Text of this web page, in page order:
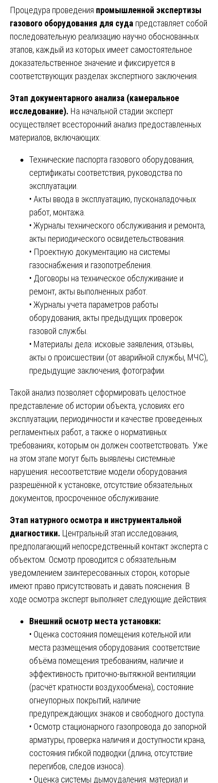
Процедура проведения промышленной экспертизы
газового оборудования для суда представляет собой
последовательную реализацию научно обоснованных
этапов, каждый из которых имеет самостоятельное
доказательственное значение и фиксируется в
соответствующих разделах экспертного заключения.
Этап документарного анализа (камеральное
исследование). На начальной стадии эксперт
осуществляет всесторонний анализ предоставленных
материалов, включающих:
Технические паспорта газового оборудования,
сертификаты соответствия, руководства по
эксплуатации.
• Акты ввода в эксплуатацию, пусконаладочных
работ, монтажа.
• Журналы технического обслуживания и ремонта,
акты периодического освидетельствования.
• Проектную документацию на системы
газоснабжения и газопотребления.
• Договоры на техническое обслуживание и
ремонт, акты выполненных работ.
• Журналы учета параметров работы
оборудования, акты предыдущих проверок
газовой службы.
• Материалы дела: исковые заявления, отзывы,
акты о происшествии (от аварийной службы, МЧС),
предыдущие заключения, фотографии.
Такой анализ позволяет сформировать целостное
представление об истории объекта, условиях его
эксплуатации, периодичности и качестве проведенных
регламентных работ, а также о нормативных
требованиях, которым он должен соответствовать. Уже
на этом этапе могут быть выявлены системные
нарушения: несоответствие модели оборудования
разрешённой к установке, отсутствие обязательных
документов, просроченное обслуживание.
Этап натурного осмотра и инструментальной
диагностики. Центральный этап исследования,
предполагающий непосредственный контакт эксперта с
объектом. Осмотр проводится с обязательным
уведомлением заинтересованных сторон, которые
имеют право присутствовать и давать пояснения. В
ходе осмотра эксперт выполняет следующие действия:
Внешний осмотр места установки:
• Оценка состояния помещения котельной или
места размещения оборудования: соответствие
объёма помещения требованиям, наличие и
эффективность приточно-вытяжной вентиляции
(расчёт кратности воздухообмена), состояние
огнеупорных покрытий, наличие
предупреждающих знаков и свободного доступа.
• Осмотр стационарного газопровода до запорной
арматуры, проверка наличия и доступности крана,
состояния гибкой подводки (длина, отсутствие
перегибов, следов износа).
• Оценка системы дымоудаления: материал и